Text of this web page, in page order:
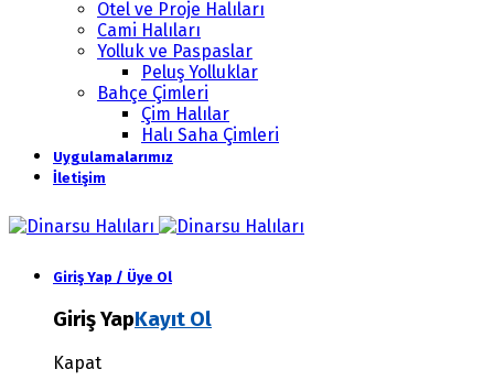
Otel ve Proje Halıları
Cami Halıları
Yolluk ve Paspaslar
Peluş Yolluklar
Bahçe Çimleri
Çim Halılar
Halı Saha Çimleri
Uygulamalarımız
İletişim
Giriş Yap / Üye Ol
Giriş YapKayıt Ol
Kapat